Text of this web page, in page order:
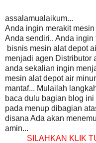
assalamualaikum...
Anda ingin merakit
Anda sendiri.. Anda
bisnis mesin alat depot
menjadi agen Distributor
anda sekalian ingin
mesin alat depot air
mantaf... Mulailah
baca dulu bagian blog
pada menup dibagian
disana Ada akan
amin...
SILAHKAN KLIK